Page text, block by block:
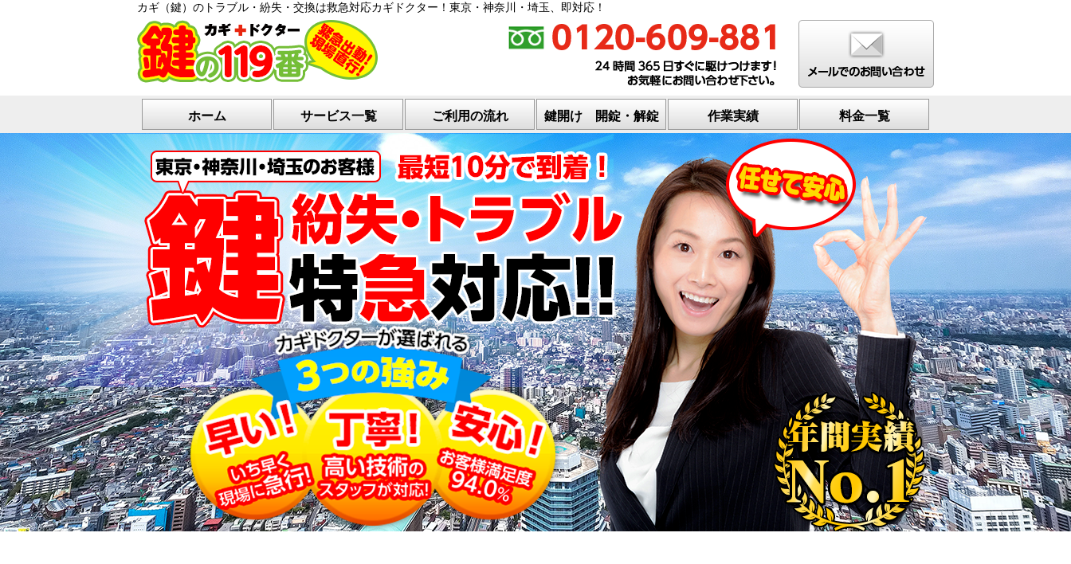
カギ（鍵）のトラブル・紛失・交換は救急対応カギドクター！東京・神奈川・埼玉、即対応！
ホーム サービス一覧 ご利用の流れ 鍵開け 開錠・解錠 作業実績 料金一覧